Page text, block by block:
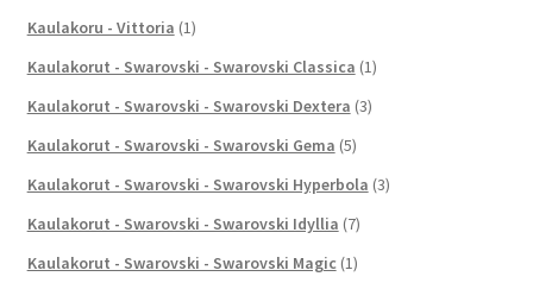
Kaulakoru - Vittoria (1)
Kaulakorut - Swarovski - Swarovski Classica (1)
Kaulakorut - Swarovski - Swarovski Dextera (3)
Kaulakorut - Swarovski - Swarovski Gema (5)
Kaulakorut - Swarovski - Swarovski Hyperbola (3)
Kaulakorut - Swarovski - Swarovski Idyllia (7)
Kaulakorut - Swarovski - Swarovski Magic (1)